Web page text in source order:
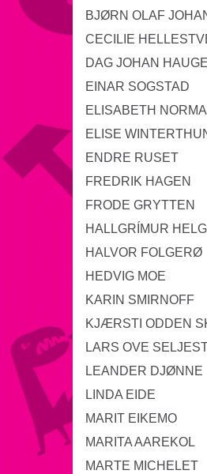
BJØRN OLAF
CECILIE
DAG JOHAN
EINAR SOGSTAD
ELISABETH
ELISE
ENDRE RUSET
FREDRIK HAGEN
FRODE GRYTTEN
HALLGRÍMUR
HALVOR FOLGERØ
HEDVIG MOE
KARIN SMIRNOFF
KJÆRSTI ODDEN
LARS OVE
LEANDER DJØNNE
LINDA EIDE
MARIT EIKEMO
MARITA AAREKOL
MARTE MICHELET